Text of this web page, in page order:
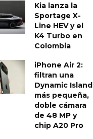
Kia lanza la
Sportage X-
Line HEV y el
K4 Turbo en
Colombia
iPhone Air 2:
filtran una
Dynamic Island
más pequeña,
doble cámara
de 48 MP y
chip A20 Pro